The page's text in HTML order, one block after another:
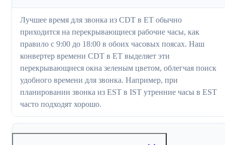
Лучшее время для звонка из CDT в ET обычно
приходится на перекрывающиеся рабочие часы, как
правило с 9:00 до 18:00 в обоих часовых поясах. Наш
конвертер времени CDT в ET выделяет эти
перекрывающиеся окна зеленым цветом, облегчая поиск
удобного времени для звонка. Например, при
планировании звонка из EST в IST утренние часы в EST
часто подходят хорошо.